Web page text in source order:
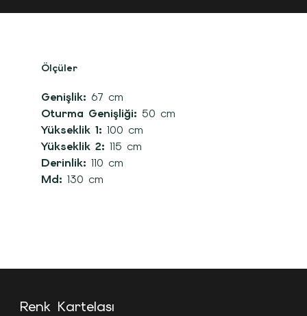
Ölçüler
Genişlik: 67 cm
Oturma Genişliği: 50 cm
Yükseklik 1: 100 cm
Yükseklik 2: 115 cm
Derinlik: 110 cm
Md: 130 cm
Renk Kartelası